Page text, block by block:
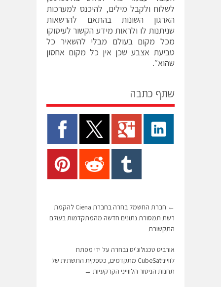
לשלוח ולקבל מילים, להיכנס למערכות
הארגון השונות בהתאם להרשאות
שניתנות לו ולראות מידע הקשור לעיסוקו
מכל מקום בעולם מבלי להשאיר כל
טביעת אצבע שכן אין כל מקום אחסון
שהוא״.
שתף כתבה
←
חברת החשמל בחרה בחברת Ciena להקמת
רשת תמסורת נתונים חדשה מהמתקדמות בעולם
התקשורת
אורביט טכנולוג'יס נבחרה על ידי מפתח
לווייניCubeSat מתקדמים, כספקית התשתית של
תחנות הניטור הלווייני הקרקעיות →